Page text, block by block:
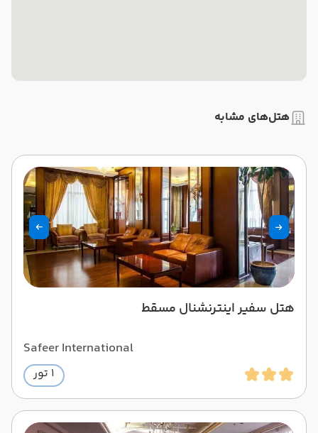
هتل‌های مشابه
هتل سفیر اینترنشنال مسقط
Safeer International
1 تور